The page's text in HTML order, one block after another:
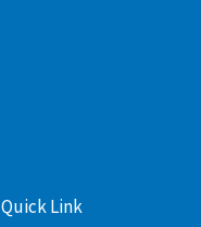
Quick Link